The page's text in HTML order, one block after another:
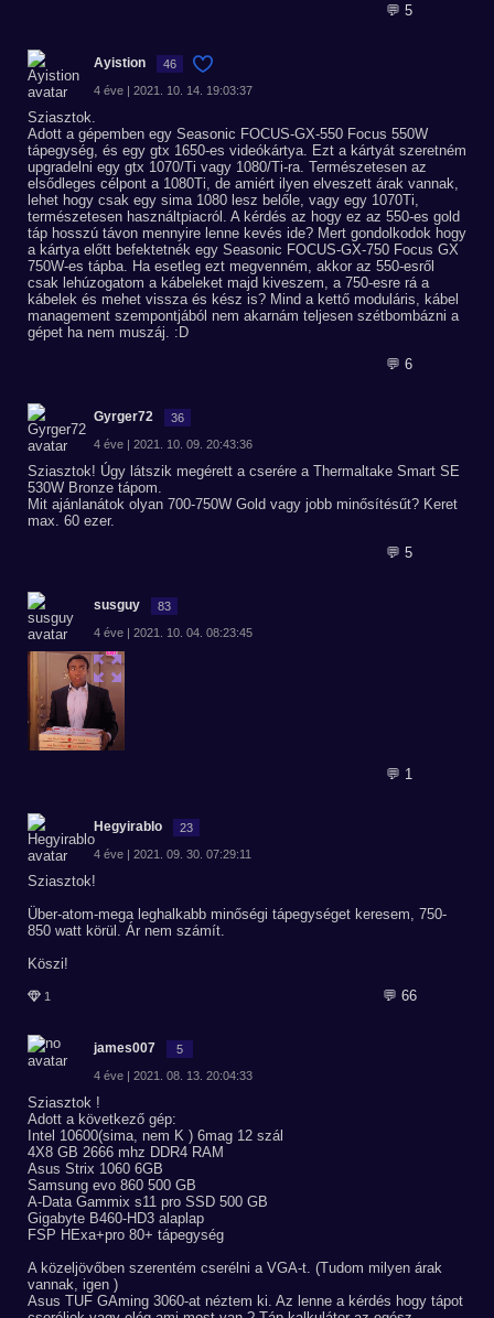
💬 5
Ayistion 46
4 éve | 2021. 10. 14. 19:03:37
Sziasztok.
Adott a gépemben egy Seasonic FOCUS-GX-550 Focus 550W
tápegység, és egy gtx 1650-es videókártya. Ezt a kártyát szeretném
upgradelni egy gtx 1070/Ti vagy 1080/Ti-ra. Természetesen az
elsődleges célpont a 1080Ti, de amiért ilyen elveszett árak vannak,
lehet hogy csak egy sima 1080 lesz belőle, vagy egy 1070Ti,
természetesen használtpiacról. A kérdés az hogy ez az 550-es gold
táp hosszú távon mennyire lenne kevés ide? Mert gondolkodok hogy
a kártya előtt befektetnék egy Seasonic FOCUS-GX-750 Focus GX
750W-es tápba. Ha esetleg ezt megvenném, akkor az 550-esről
csak lehúzogatom a kábeleket majd kiveszem, a 750-esre rá a
kábelek és mehet vissza és kész is? Mind a kettő moduláris, kábel
management szempontjából nem akarnám teljesen szétbombázni a
gépet ha nem muszáj. :D
💬 6
Gyrger72 36
4 éve | 2021. 10. 09. 20:43:36
Sziasztok! Úgy látszik megérett a cserére a Thermaltake Smart SE
530W Bronze tápom.
Mit ajánlanátok olyan 700-750W Gold vagy jobb minősítésűt? Keret
max. 60 ezer.
💬 5
susguy 83
4 éve | 2021. 10. 04. 08:23:45
💬 1
Hegyirablo 23
4 éve | 2021. 09. 30. 07:29:11
Sziasztok!
Über-atom-mega leghalkabb minőségi tápegységet keresem, 750-
850 watt körül. Ár nem számít.
Köszi!
1 💬 66
james007 5
4 éve | 2021. 08. 13. 20:04:33
Sziasztok !
Adott a következő gép:
Intel 10600(sima, nem K ) 6mag 12 szál
4X8 GB 2666 mhz DDR4 RAM
Asus Strix 1060 6GB
Samsung evo 860 500 GB
A-Data Gammix s11 pro SSD 500 GB
Gigabyte B460-HD3 alaplap
FSP HExa+pro 80+ tápegység
A közeljövőben szerentém cserélni a VGA-t. (Tudom milyen árak
vannak, igen )
Asus TUF GAming 3060-at néztem ki. Az lenne a kérdés hogy tápot